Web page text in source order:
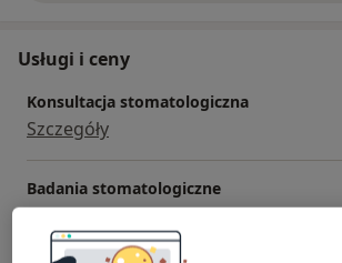
Usługi i ceny
Konsultacja stomatologiczna
Szczegóły
Badania stomatologiczne
Szczegóły